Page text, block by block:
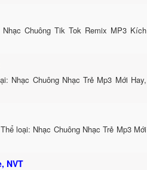
Chuông Tik Tok Remix MP3 Kích
Nhạc Chuông Nhạc Trẻ Mp3 Mới Hay,
loại: Nhạc Chuông Nhạc Trẻ Mp3 Mới
NVT